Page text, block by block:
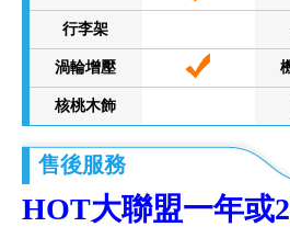
行李架
渦輪增壓
核桃木飾
售後服務
HOT大聯盟一年或